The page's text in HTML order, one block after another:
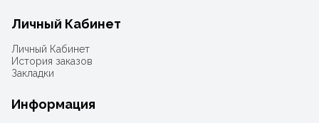
Личный Кабинет
Личный Кабинет
История заказов
Закладки
Информация